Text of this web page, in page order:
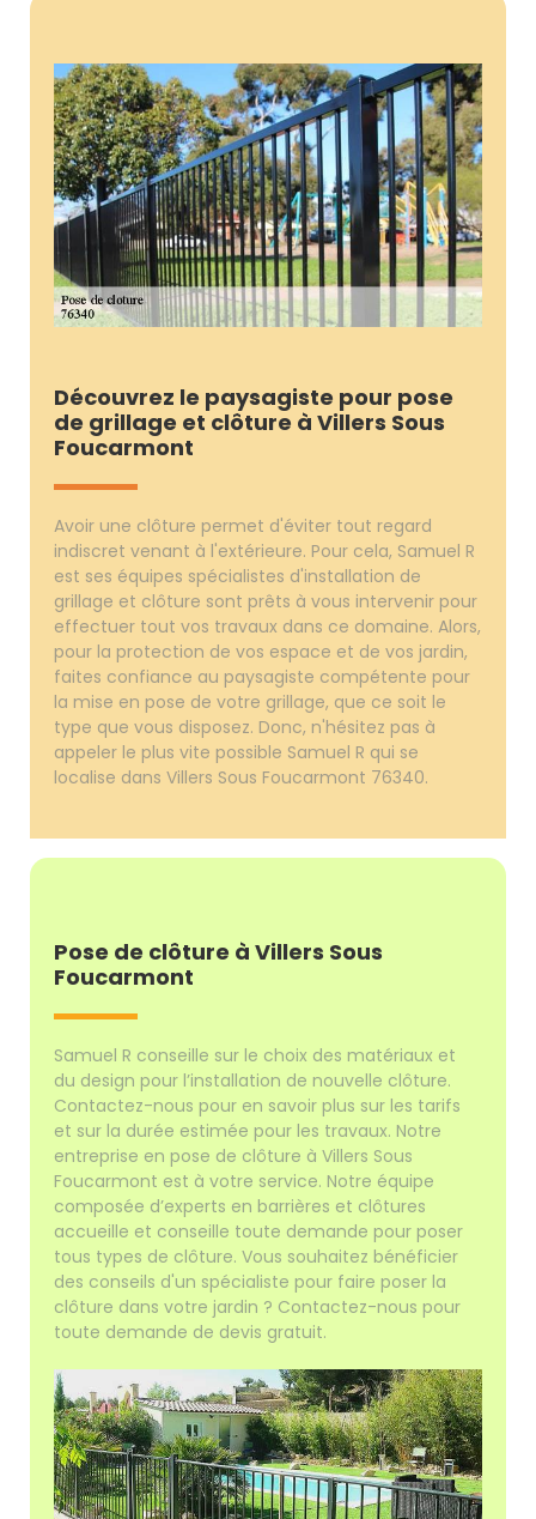
Découvrez le paysagiste pour pose
de grillage et clôture à Villers Sous
Foucarmont
Avoir une clôture permet d'éviter tout regard
indiscret venant à l'extérieure. Pour cela, Samuel R
est ses équipes spécialistes d'installation de
grillage et clôture sont prêts à vous intervenir pour
effectuer tout vos travaux dans ce domaine. Alors,
pour la protection de vos espace et de vos jardin,
faites confiance au paysagiste compétente pour
la mise en pose de votre grillage, que ce soit le
type que vous disposez. Donc, n'hésitez pas à
appeler le plus vite possible Samuel R qui se
localise dans Villers Sous Foucarmont 76340.
Pose de clôture à Villers Sous
Foucarmont
Samuel R conseille sur le choix des matériaux et
du design pour l’installation de nouvelle clôture.
Contactez-nous pour en savoir plus sur les tarifs
et sur la durée estimée pour les travaux. Notre
entreprise en pose de clôture à Villers Sous
Foucarmont est à votre service. Notre équipe
composée d’experts en barrières et clôtures
accueille et conseille toute demande pour poser
tous types de clôture. Vous souhaitez bénéficier
des conseils d'un spécialiste pour faire poser la
clôture dans votre jardin ? Contactez-nous pour
toute demande de devis gratuit.